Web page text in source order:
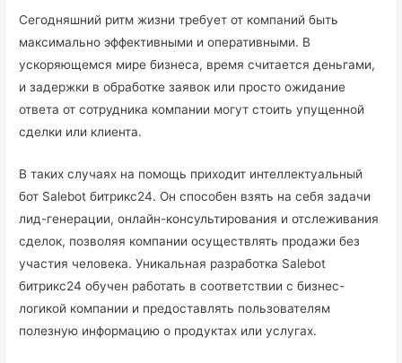
Сегодняшний ритм жизни требует от компаний быть
максимально эффективными и оперативными. В
ускоряющемся мире бизнеса, время считается деньгами,
и задержки в обработке заявок или просто ожидание
ответа от сотрудника компании могут стоить упущенной
сделки или клиента.
В таких случаях на помощь приходит интеллектуальный
бот Salebot битрикс24. Он способен взять на себя задачи
лид-генерации, онлайн-консультирования и отслеживания
сделок, позволяя компании осуществлять продажи без
участия человека. Уникальная разработка Salebot
битрикс24 обучен работать в соответствии с бизнес-
логикой компании и предоставлять пользователям
полезную информацию о продуктах или услугах.